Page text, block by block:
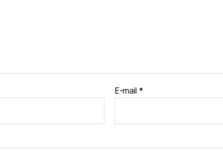
E-mail *